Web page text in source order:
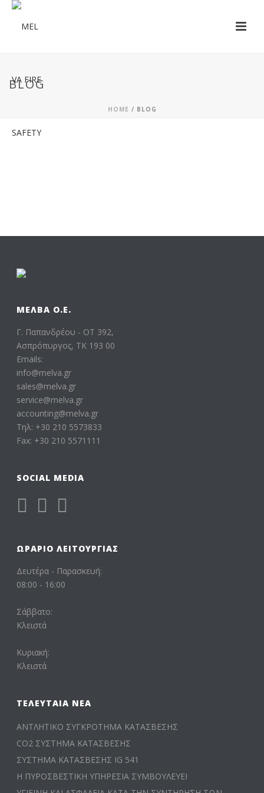
BLOG
HOME / BLOG
ΜΕΛΒΑ Ο.Ε.
Γ. Παπανδρέου - ΟΤ 392,
Ασπρόπυργος, ΤΚ 193 00
Emails:
info@melva.gr
sales@melva.gr
service@melva.gr
accounting@melva.gr
Τηλ: +30 210 5573833
Fax: +30 210 5571111
SOCIAL MEDIA
ΩΡΆΡΙΟ ΛΕΙΤΟΥΡΓΊΑΣ
Δευτέρα - Παρασκευή:
08:00 - 16:00
Σάββατο:
Κλειστά
Κυριακή:
Κλειστά
ΤΕΛΕΥΤΑΊΑ ΝΈΑ
ΑΝΤΛΗΤΙΚΟ ΣΥΓΚΡΟΤΗΜΑ ΚΑΤΑΣΒΕΣΗΣ
CO2 ΣΥΣΤΗΜΑ ΚΑΤΑΣΒΕΣΗΣ
ΣΥΣΤΗΜΑ ΚΑΤΑΣΒΕΣΗΣ IG 541
Η ΠΥΡΟΣΒΕΣΤΙΚΗ ΥΠΗΡΕΣΙΑ ΣΥΜΒΟΥΛΕΥΕΙ